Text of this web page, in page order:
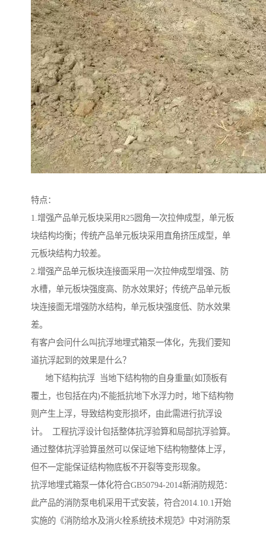
特点：
1.增强产品单元板块采用R25圆角一次拉伸成型，单元板
块结构均衡；传统产品单元板块采用直角挤压成型，单
元板块结构力较差。
2.增强产品单元板块连接面采用一次拉伸成型增强、防
水槽，单元板块强度高、防水效果好；传统产品单元板
块连接面无增强防水结构，单元板块强度低、防水效果
差。
有客户会问什么叫抗浮地埋式箱泵一体化，先我们要知
道抗浮起到的效果是什么？
地下结构抗浮 当地下结构物的自身重量(如顶板有
覆土，也包括在内)不能抵抗地下水浮力时，地下结构物
则产生上浮，导致结构变形损坏，由此需进行抗浮设
计。 工程抗浮设计包括整体抗浮验算和局部抗浮验算。
通过整体抗浮验算虽然可以保证地下结构物整体上浮，
但不一定能保证结构物底板不开裂等变形现象。
抗浮地埋式箱泵一体化符合GB50794-2014新消防规范：
此产品的消防泵电机采用干式安装，符合2014.10.1开始
实施的《消防给水及消火栓系统技术规范》中对消防泵